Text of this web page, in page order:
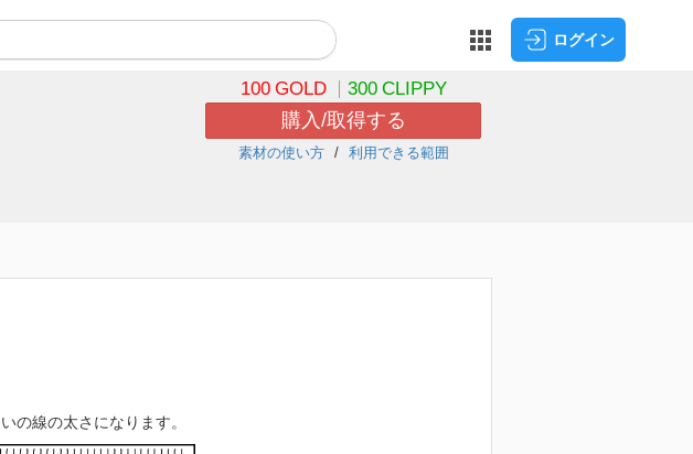
ログイン
100 GOLD 300 CLIPPY
購入/取得する
素材の使い方 利用できる範囲
の線の太さになります。